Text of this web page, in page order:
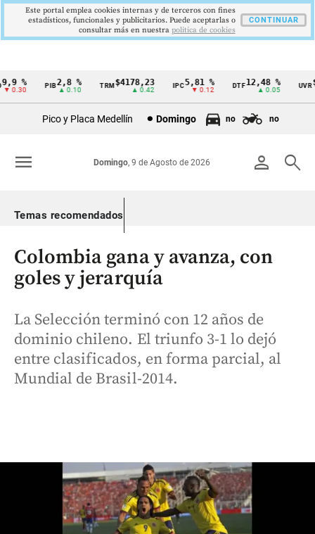
Cintillo
Colombia
% PIB2,8 %
▲ 0.10
TRM$4178,23
▲ 0.42
5,81 %
▼ 0.12
DTF12,48 %
▲ 0.05
UVR
Pico y Placa Medellín Domingo no no
person search
Domingo, 9 de Agosto de 2026
menu
Temas recomendados
Colombia gana y avanza, con
goles y jerarquía
La Selección terminó con 12 años de
dominio chileno. El triunfo 3-1 lo dejó
entre clasificados, en forma parcial, al
Mundial de Brasil-2014.
Este portal emplea cookies internas y de terceros con fines
estadísticos, funcionales y publicitarios. Puede aceptarlas o
consultar más en nuestra politica de cookies
CONTINUAR